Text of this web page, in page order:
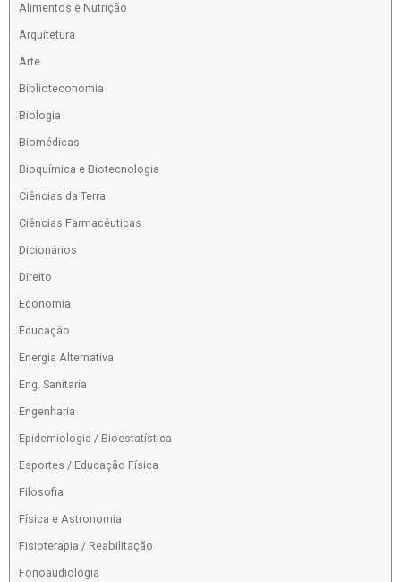
Alimentos e Nutrição
Arquitetura
Arte
Biblioteconomia
Biologia
Biomédicas
Bioquímica e Biotecnologia
Ciências da Terra
Ciências Farmacêuticas
Dicionários
Direito
Economia
Educação
Energia Alternativa
Eng. Sanitaria
Engenharia
Epidemiologia / Bioestatística
Esportes / Educação Física
Filosofia
Física e Astronomia
Fisioterapia / Reabilitação
Fonoaudiologia